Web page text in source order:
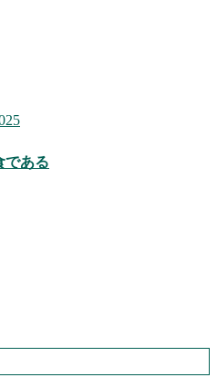
である